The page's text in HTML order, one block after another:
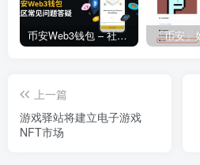
币安Web3钱包 – 社区常见问题答疑
上一篇
游戏驿站将建立电子游戏
NFT市场